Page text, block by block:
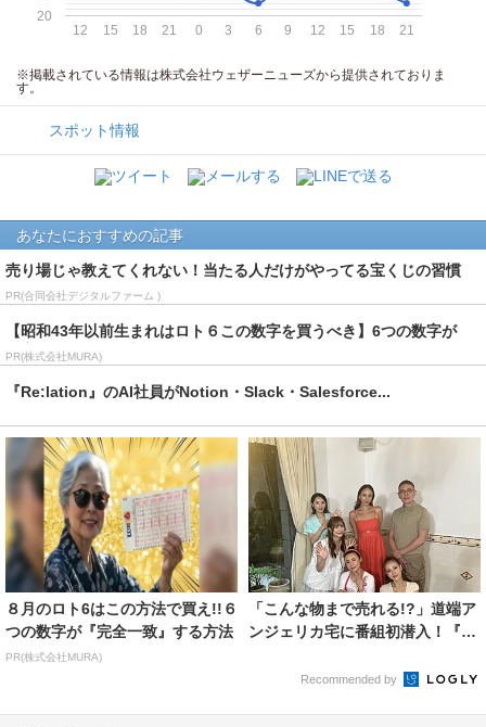
12 15 18 21 0 3 6 9 12 15 18 21
20
※掲載されている情報は株式会社ウェザーニューズから提供されておりま
す。
スポット情報
あなたにおすすめの記事
売り場じゃ教えてくれない！当たる人だけがやってる宝くじの習慣
PR(合同会社デジタルファーム )
【昭和43年以前生まれはロト６この数字を買うべき】6つの数字が
「完全一致」する方...
PR(株式会社MURA)
『Re:lation』のAI社員がNotion・Slack・Salesforce...
８月のロト6はこの方法で買え!!６
つの数字が『完全一致』する方法
PR(株式会社MURA)
「こんな物まで売れる!?」道端ア
ンジェリカ宅に番組初潜入！『Gi
Recommended by